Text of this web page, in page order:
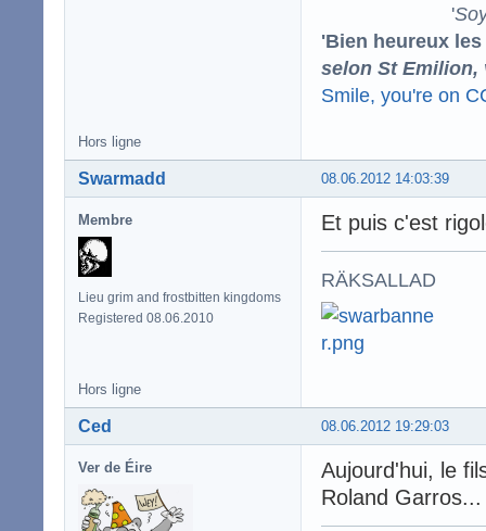
'
'Bien heureux
selon St Emilion,
Smile, you're on
Hors ligne
08.06.2012 14:03:39
Swarmadd
Membre
Lieu grim and frostbitten kingdoms
Registered 08.06.2010
Et puis c'est
RÄKSALLAD
Hors ligne
08.06.2012 19:29:03
Ced
Ver de Éire
Aujourd'hui, le
Roland